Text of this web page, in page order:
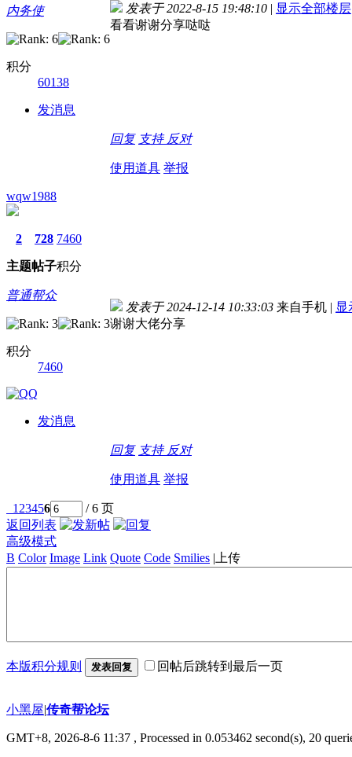
内务使
积分
60138
发消息
发表于 2022-8-15 19:48:10 | 显示全部楼层
看看谢谢分享哒哒
回复 支持 反对
使用道具 举报
wqw1988
2
主题
728
帖子
7460
积分
普通帮众
积分
7460
发消息
发表于 2024-12-14 10:33:03 来自手机 | 显
谢谢大佬分享
回复 支持 反对
使用道具 举报
1 23456
/ 6 页
返回列表
高级模式
B Color Image Link Quote Code Smilies | 上传
本版积分规则 发表回复 回帖后跳转到最后一页
小黑屋|传奇帮论坛
GMT+8, 2026-8-6 11:37 , Processed in 0.053462 second(s), 20